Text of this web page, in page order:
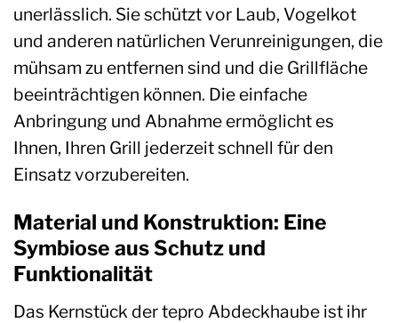
unerlässlich. Sie schützt vor Laub, Vogelkot
und anderen natürlichen Verunreinigungen, die
mühsam zu entfernen sind und die Grillfläche
beeinträchtigen können. Die einfache
Anbringung und Abnahme ermöglicht es
Ihnen, Ihren Grill jederzeit schnell für den
Einsatz vorzubereiten.
Material und Konstruktion: Eine
Symbiose aus Schutz und
Funktionalität
Das Kernstück der tepro Abdeckhaube ist ihr